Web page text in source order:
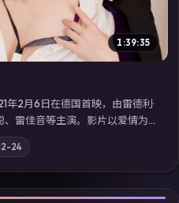
1:39:35
2月6日在德国首映，由雷德利·
雷佳音等主演。影片以爱情为
验事故后逐渐模糊；摄影与配
国产免费观看高清电视剧在线
畅享高清在线追剧体验。
24